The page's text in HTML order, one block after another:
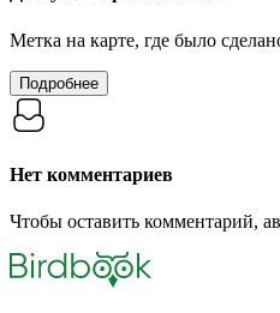
Метка на карте, где было
Подробнее
Нет комментариев
Чтобы оставить комментарий,